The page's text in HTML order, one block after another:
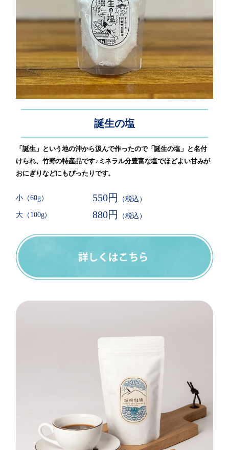
誕生の塩
「誕生」という地の沖から汲んで作ったので「誕生の塩」と名付
けられ、竹野の特産品です♪ミネラル分豊富な塩でほどよい甘みが
おにぎりなどにもぴったりです。
小（60g） 550円 （税込）
大（100g） 880円 （税込）